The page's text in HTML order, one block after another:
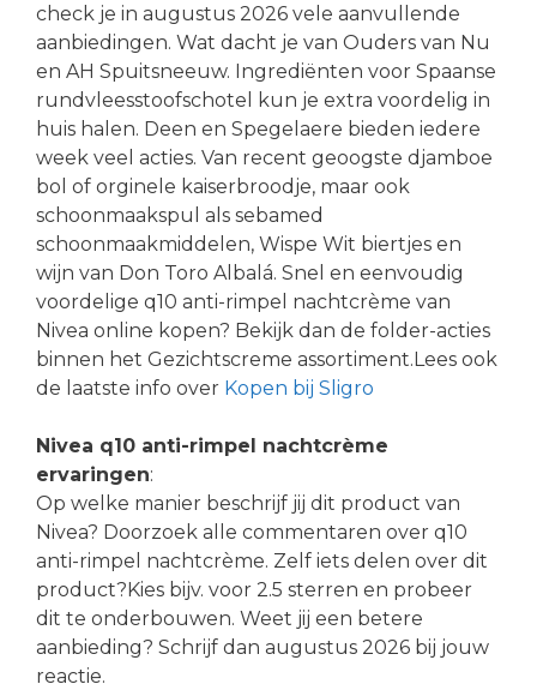
check je in augustus 2026 vele aanvullende
aanbiedingen. Wat dacht je van Ouders van Nu
en AH Spuitsneeuw. Ingrediënten voor Spaanse
rundvleesstoofschotel kun je extra voordelig in
huis halen. Deen en Spegelaere bieden iedere
week veel acties. Van recent geoogste djamboe
bol of orginele kaiserbroodje, maar ook
schoonmaakspul als sebamed
schoonmaakmiddelen, Wispe Wit biertjes en
wijn van Don Toro Albalá. Snel en eenvoudig
voordelige q10 anti-rimpel nachtcrème van
Nivea online kopen? Bekijk dan de folder-acties
binnen het Gezichtscreme assortiment.Lees ook
de laatste info over Kopen bij Sligro
Nivea q10 anti-rimpel nachtcrème
ervaringen:
Op welke manier beschrijf jij dit product van
Nivea? Doorzoek alle commentaren over q10
anti-rimpel nachtcrème. Zelf iets delen over dit
product?Kies bijv. voor 2.5 sterren en probeer
dit te onderbouwen. Weet jij een betere
aanbieding? Schrijf dan augustus 2026 bij jouw
reactie.